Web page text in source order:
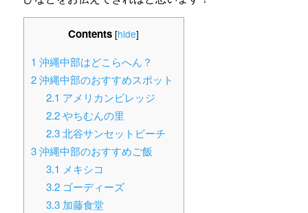
Contents [hide]
1 沖縄中部はどこらへん？
2沖縄中部のおすすめスポット
2.1 アメリカンビレッジ
2.2やちむんの里
2.3北谷サンセットビーチ
3沖縄中部のおすすめご飯
3.1 メキシコ
3.2 ゴーディーズ
3.3 加藤食堂